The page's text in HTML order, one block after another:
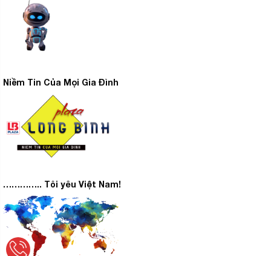
Niềm Tin Của Mọi Gia Đình
………….. Tôi yêu Việt Nam!